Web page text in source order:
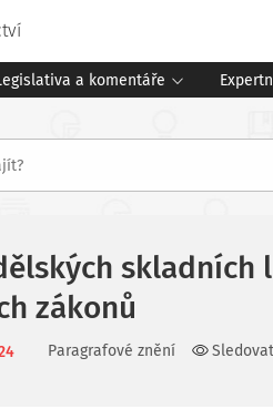
a komentáře
zákonů
Paragrafové znění